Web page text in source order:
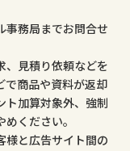
事務局までお問合せ
、見積り依頼などを
で商品や資料が返却
ト加算対象外、強制
ください。
様と広告サイト間の